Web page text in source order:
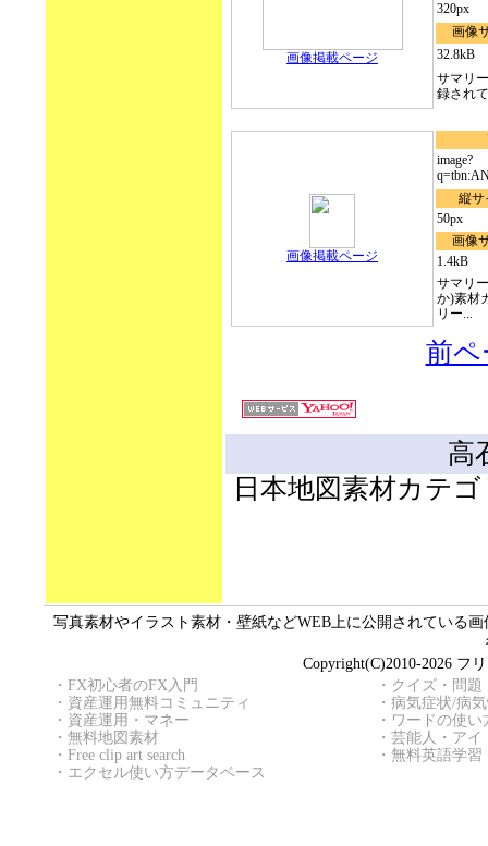
画像掲載ページ
320px
画像
32.8kB
サマリ
録され
画像掲載ページ
image?
縦サ
50px
画像
1.4kB
サマリ
か)素材
リー...
前ペ
高
日本地図素材カテ
写真素材やイラスト素材・壁紙などWEB上に公開されている
Copyright(C)2010-2026 フ
・ FX初心者のFX入門
・ 資産運用無料コミュニティ
・ 資産運用・マネー
・ 無料地図素材
・ Free clip art search
・ エクセル使い方データベース
・ クイズ・問題
・ 病気症状/病
・ ワードの使い
・ 芸能人・アイ
・ 無料英語学習